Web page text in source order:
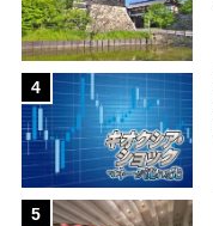
4
5